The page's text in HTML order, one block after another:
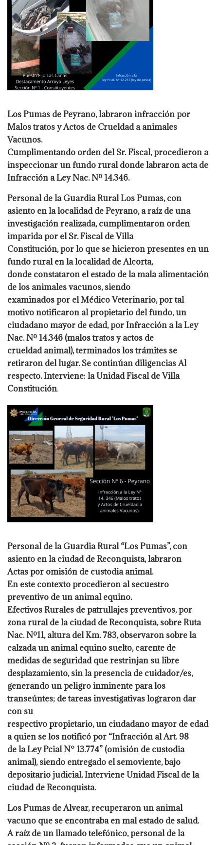
Los Pumas de Peyrano, labraron infracción por
Malos tratos y Actos de Crueldad a animales
Vacunos.
Cumplimentando orden del Sr. Fiscal, procedieron a
inspeccionar un fundo rural donde labraron acta de
Infracción a Ley Nac. Nº 14.346.
Personal de la Guardia Rural Los Pumas, con
asiento en la localidad de Peyrano, a raíz de una
investigación realizada, cumplimentaron orden
imparida por el Sr. Fiscal de Villa
Constitución, por lo que se hicieron presentes en un
fundo rural en la localidad de Alcorta,
donde constataron el estado de la mala alimentación
de los animales vacunos, siendo
examinados por el Médico Veterinario, por tal
motivo notificaron al propietario del fundo, un
ciudadano mayor de edad, por Infracción a la Ley
Nac. Nº 14.346 (malos tratos y actos de
crueldad animal), terminados los trámites se
retiraron del lugar. Se continúan diligencias Al
respecto. Interviene: la Unidad Fiscal de Villa
Constitución.
Personal de la Guardia Rural “Los Pumas”, con
asiento en la ciudad de Reconquista, labraron
Actas por omisión de custodia animal.
En este contexto procedieron al secuestro
preventivo de un animal equino.
Efectivos Rurales de patrullajes preventivos, por
zona rural de la ciudad de Reconquista, sobre Ruta
Nac. Nº11, altura del Km. 783, observaron sobre la
calzada un animal equino suelto, carente de
medidas de seguridad que restrinjan su libre
desplazamiento, sin la presencia de cuidador/es,
generando un peligro inminente para los
transeúntes; de tareas investigativas lograron dar
con su
respectivo propietario, un ciudadano mayor de edad
a quien se los notificó por “Infracción al Art. 98
de la Ley Pcial N° 13.774” (omisión de custodia
animal), siendo entregado el semoviente, bajo
depositario judicial. Interviene Unidad Fiscal de la
ciudad de Reconquista.
Los Pumas de Alvear, recuperaron un animal
vacuno que se encontraba en mal estado de salud.
A raíz de un llamado telefónico, personal de la